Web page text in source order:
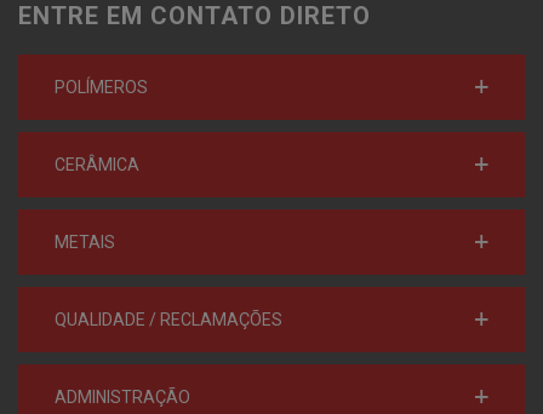
ENTRE EM CONTATO DIRETO
POLÍMEROS
CERÂMICA
METAIS
QUALIDADE / RECLAMAÇÕES
ADMINISTRAÇÃO